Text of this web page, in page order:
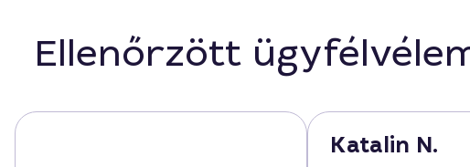
Ellenőrzött
Katalin N.